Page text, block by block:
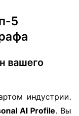
5
вашего
индустрии.
AI Profile. Вы